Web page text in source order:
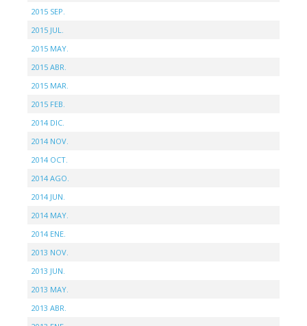
2015 SEP.
2015 JUL.
2015 MAY.
2015 ABR.
2015 MAR.
2015 FEB.
2014 DIC.
2014 NOV.
2014 OCT.
2014 AGO.
2014 JUN.
2014 MAY.
2014 ENE.
2013 NOV.
2013 JUN.
2013 MAY.
2013 ABR.